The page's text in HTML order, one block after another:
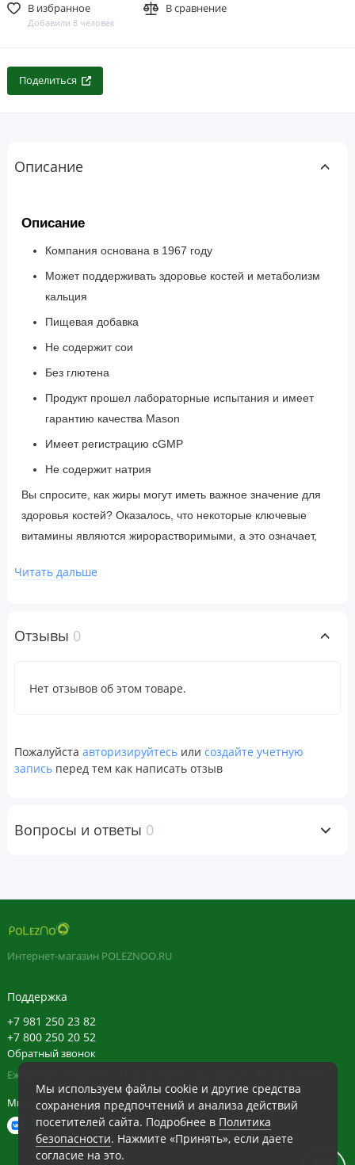
В избранное
Добавили 8 человек
В сравнение
Поделиться
Описание
Описание
Компания основана в 1967 году
Может поддерживать здоровье костей и метаболизм
кальция
Пищевая добавка
Не содержит сои
Без глютена
Продукт прошел лабораторные испытания и имеет
гарантию качества Mason
Имеет регистрацию cGMP
Не содержит натрия
Вы спросите, как жиры могут иметь важное значение для
здоровья костей? Оказалось, что некоторые ключевые
витамины являются жирорастворимыми, а это означает,
организме требуется жир. Жирорастворимый витамин K2
кальция с костным матриксом, сохраняя здоровую
Рекомендации по применению
происхождения, диоксид кремния, аравийская камедь,
дрожжей, сои, пшеницы, молочных продуктов, глютена,
рыбы, древесных орехов, арахиса, яйца, отдушки,
искусственных красителей и ароматизаторов,
консервантов, ингредиентов животного происхождения,
моллюсков и ракообразных.
Предупреждения
Витамин К противопоказан при приеме
Читать дальше
Отзывы 0
Нет отзывов об этом товаре.
Пожалуйста авторизируйтесь или создайте учетную
запись перед тем как написать отзыв
Вопросы и ответы 0
Мы используем файлы cookie и другие средства
сохранения предпочтений и анализа действий
посетителей сайта. Подробнее в Политика
безопасности. Нажмите «Принять», если даете
согласие на это.
Интернет-магазин POLEZNOO.RU
Поддержка
+7 981 250 23 82
+7 800 250 20 52
Обратный звонок
Ежедневно в будние с 11:30 до 20:30, в выходные с 11:30 до 19:30
Мы в сети